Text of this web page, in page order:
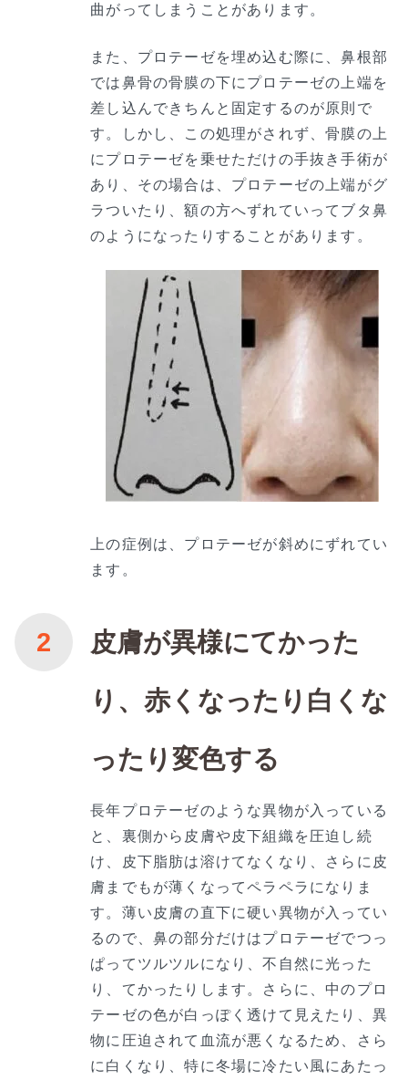
曲がってしまうことがあります。
また、プロテーゼを埋め込む際に、鼻根部
では鼻骨の骨膜の下にプロテーゼの上端を
差し込んできちんと固定するのが原則で
す。しかし、この処理がされず、骨膜の上
にプロテーゼを乗せただけの手抜き手術が
あり、その場合は、プロテーゼの上端がグ
ラついたり、額の方へずれていってブタ鼻
のようになったりすることがあります。
上の症例は、プロテーゼが斜めにずれてい
ます。
皮膚が異様にてかった
り、赤くなったり白くな
ったり変色する
長年プロテーゼのような異物が入っている
と、裏側から皮膚や皮下組織を圧迫し続
け、皮下脂肪は溶けてなくなり、さらに皮
膚までもが薄くなってペラペラになりま
す。薄い皮膚の直下に硬い異物が入ってい
るので、鼻の部分だけはプロテーゼでつっ
ぱってツルツルになり、不自然に光った
り、てかったりします。さらに、中のプロ
テーゼの色が白っぽく透けて見えたり、異
物に圧迫されて血流が悪くなるため、さら
に白くなり、特に冬場に冷たい風にあたっ